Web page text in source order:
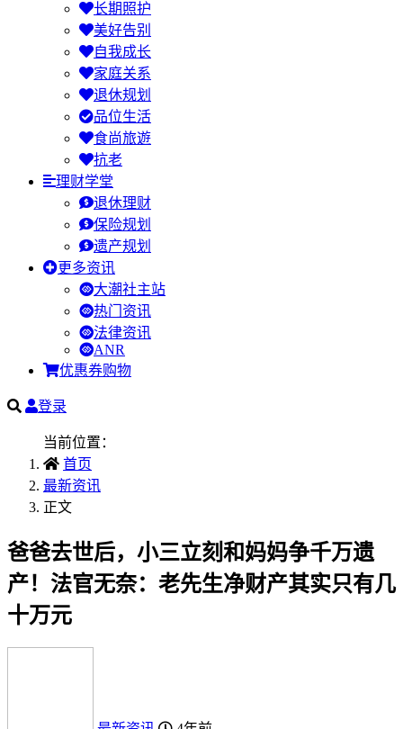
长期照护
美好告别
自我成长
家庭关系
退休规划
品位生活
食尚旅遊
抗老
理财学堂
退休理财
保险规划
遗产规划
更多资讯
大潮社主站
热门资讯
法律资讯
ANR
优惠券购物
登录
当前位置：
首页
最新资讯
正文
爸爸去世后，小三立刻和妈妈争千万遗
产！法官无奈：老先生净财产其实只有几
十万元